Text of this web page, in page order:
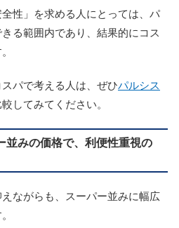
全性」を求める人にとっては、パ
る範囲内であり、結果的にコス
パで考える人は、ぜひパルシス
較してみてください。
並みの価格で、利便性重視の
ながらも、スーパー並みに幅広